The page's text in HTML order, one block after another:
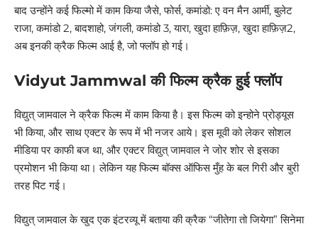
बाद उन्होंने कई फिल्मो में काम किया जैसे, फोर्स, कमांडो: ए वन मैन आर्मी, बुलेट
राजा, कमांडो 2, बादशाहो, जंगली, कमांडो 3, यारा, खुदा हाफ़िज़, खुदा हाफ़िज़2,
अब इनकी क्रैक फिल्म आई है, जो फ्लॉप हो गई।
Vidyut Jammwal की फिल्म क्रैक हुई फ्लॉप
विद्युत् जामवाल ने क्रैक फिल्म में काम किया है। इस फिल्म को इन्होने प्रोड्यूस
भी किया, और साथ एक्टर के रूप में भी नजर आये। इस मूवी को लेकर सोशल
मीडिया पर काफी बज था, और एक्टर विद्युत् जामवाल ने जोर शोर से इसका
प्रमोशन भी किया था। लेकिन यह फिल्म बॉक्स ऑफिस मुँह के बल गिरी और बुरी
तरह पिट गई।
विद्युत् जामवाल के खुद एक इंटरव्यू में बताया की क्रैक “जीतेगा तो जियेगा” सिनेमा